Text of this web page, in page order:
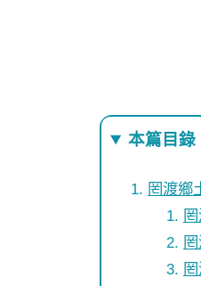
本篇目錄
罔渡鄉